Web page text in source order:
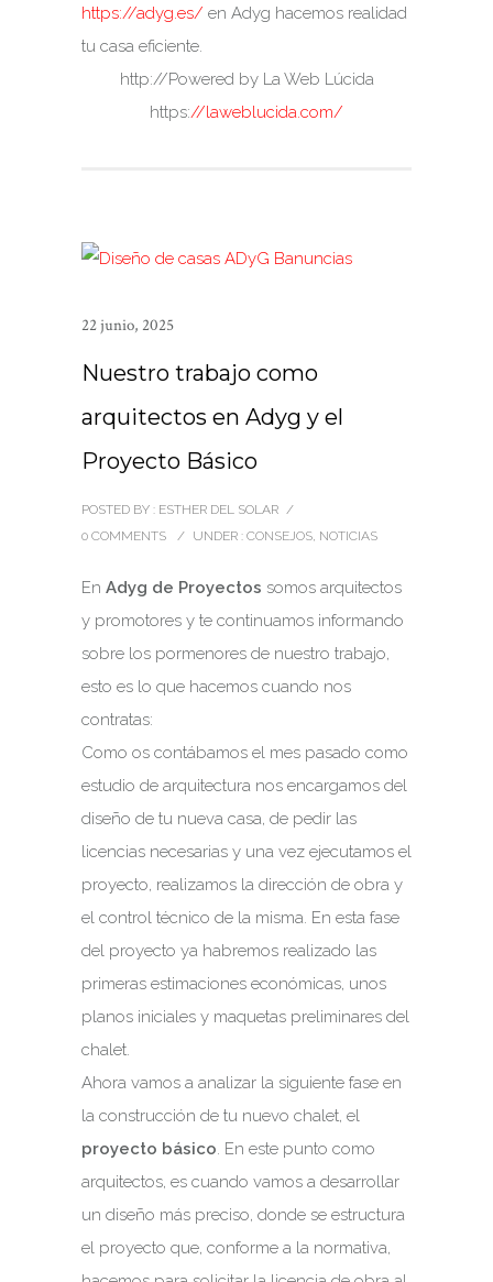
https://adyg.es/ en Adyg hacemos realidad
tu casa eficiente.
http://Powered by La Web Lúcida
https://laweblucida.com/
22 junio, 2025
Nuestro trabajo como
arquitectos en Adyg y el
Proyecto Básico
POSTED BY : ESTHER DEL SOLAR /
0 COMMENTS
/ UNDER : CONSEJOS, NOTICIAS
En Adyg de Proyectos somos arquitectos
y promotores y te continuamos informando
sobre los pormenores de nuestro trabajo,
esto es lo que hacemos cuando nos
contratas:
Como os contábamos el mes pasado como
estudio de arquitectura nos encargamos del
diseño de tu nueva casa, de pedir las
licencias necesarias y una vez ejecutamos el
proyecto, realizamos la dirección de obra y
el control técnico de la misma. En esta fase
del proyecto ya habremos realizado las
primeras estimaciones económicas, unos
planos iniciales y maquetas preliminares del
chalet.
Ahora vamos a analizar la siguiente fase en
la construcción de tu nuevo chalet, el
proyecto básico. En este punto como
arquitectos, es cuando vamos a desarrollar
un diseño más preciso, donde se estructura
el proyecto que, conforme a la normativa,